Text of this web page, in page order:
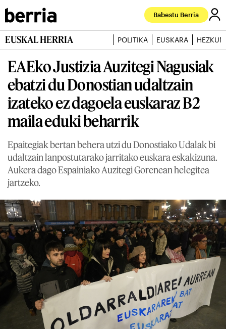
Babestu Berria
EUSKAL HERRIA POLITIKA EUSKARA
EAEko Justizia Auzitegi Nagusiak
ebatzi du Donostian udaltzain
izateko ez dagoela euskaraz B2
maila eduki beharrik
Epaitegiak bertan behera utzi du Donostiako Udalak bi
udaltzain lanpostutarako jarritako euskara eskakizuna.
Aukera dago Espainiako Auzitegi Gorenean helegitea
jartzeko.